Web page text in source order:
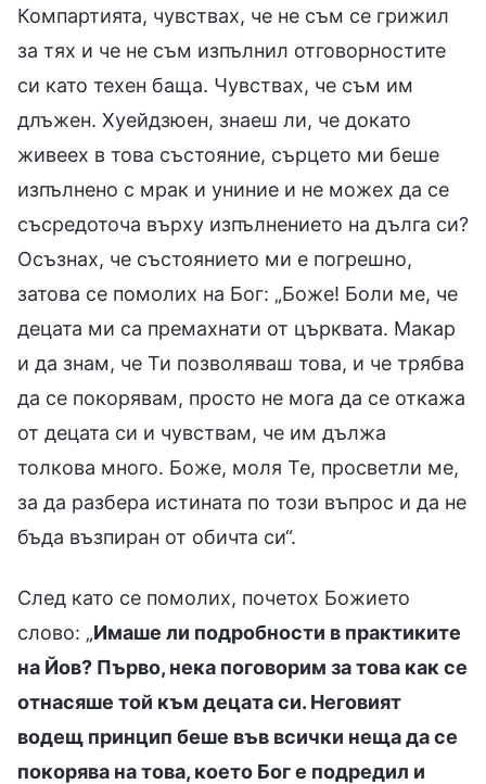
Компартията, чувствах, че не съм се грижил
за тях и че не съм изпълнил отговорностите
си като техен баща. Чувствах, че съм им
длъжен. Хуейдзюен, знаеш ли, че докато
живеех в това състояние, сърцето ми беше
изпълнено с мрак и униние и не можех да се
съсредоточа върху изпълнението на дълга си?
Осъзнах, че състоянието ми е погрешно,
затова се помолих на Бог: „Боже! Боли ме, че
децата ми са премахнати от църквата. Макар
и да знам, че Ти позволяваш това, и че трябва
да се покорявам, просто не мога да се откажа
от децата си и чувствам, че им дължа
толкова много. Боже, моля Те, просветли ме,
за да разбера истината по този въпрос и да не
бъда възпиран от обичта си“.
След като се помолих, почетох Божието
слово: „Имаше ли подробности в практиките
на Йов? Първо, нека поговорим за това как се
отнасяше той към децата си. Неговият
водещ принцип беше във всички неща да се
покорява на това, което Бог е подредил и